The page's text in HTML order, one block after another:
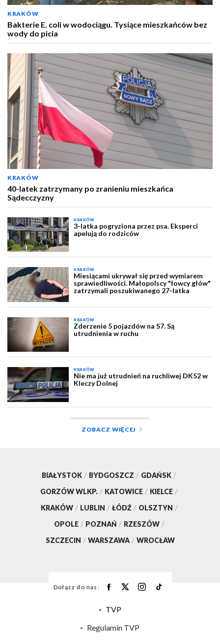
KRAKÓW
Bakterie E. coli w wodociągu. Tysiące mieszkańców bez
wody do picia
KRAKÓW
40-latek zatrzymany po zranieniu mieszkańca
Sądecczyzny
KRAKÓW
3-latka pogryziona przez psa. Eksperci
apelują do rodziców
KRAKÓW
Miesiącami ukrywał się przed wymiarem
sprawiedliwości. Małopolscy "łowcy głów"
zatrzymali poszukiwanego 27-latka
KRAKÓW
Zderzenie 5 pojazdów na S7. Są
utrudnienia w ruchu
KRAKÓW
Nie ma już utrudnień na ruchliwej DK52 w
Kleczy Dolnej
ZOBACZ WIĘCEJ
BIAŁYSTOK / BYDGOSZCZ / GDAŃSK /
GORZÓW WLKP. / KATOWICE / KIELCE /
KRAKÓW / LUBLIN / ŁÓDŹ / OLSZTYN /
OPOLE / POZNAŃ / RZESZÓW /
SZCZECIN / WARSZAWA / WROCŁAW
Dołącz do nas:
TVP
Regulamin TVP